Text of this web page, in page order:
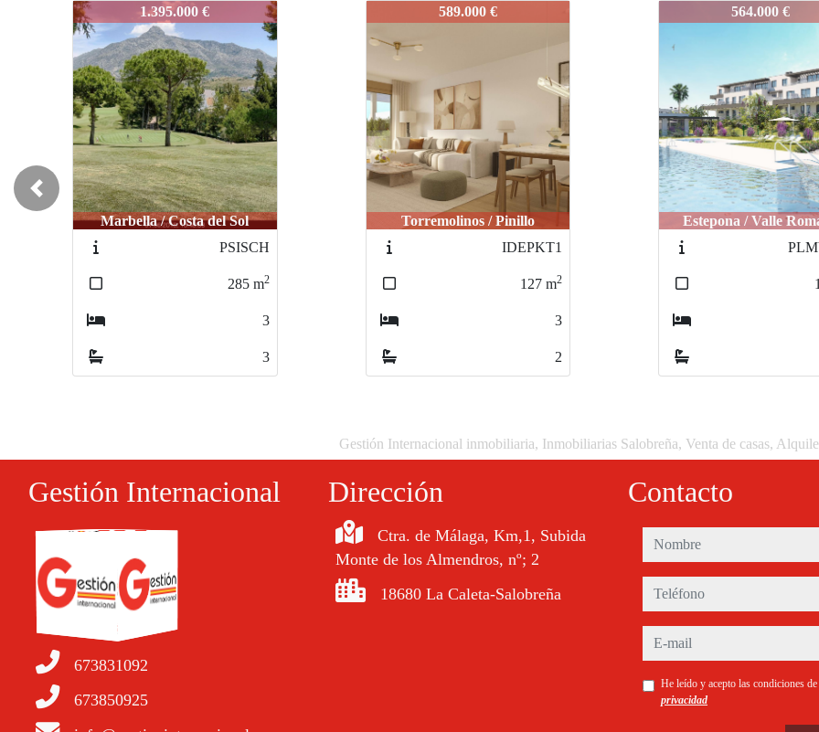
IDEPSPB1589.000 €
Torremolinos / Pinillo
IDEPKT1
127 m2
3
2
IDEPSPB1564.000 €
Estepona / Valle Romano
PLMVRPP
118m2
4
2
IDEPSPB1564.000 €
Estepona / Valle
Previous
Gestión Internacional inmobiliaria, Inmobiliarias Salobreña, Venta de casas,
Gestión Internacional
673831092
673850925
Dirección
Ctra. de Málaga, Km,1, Subida
Monte de los Almendros, nº; 2
18680 La Caleta-Salobreña
Contacto
nombre
teléfono
e-mail
He leído y acepto las condiciones
privacidad